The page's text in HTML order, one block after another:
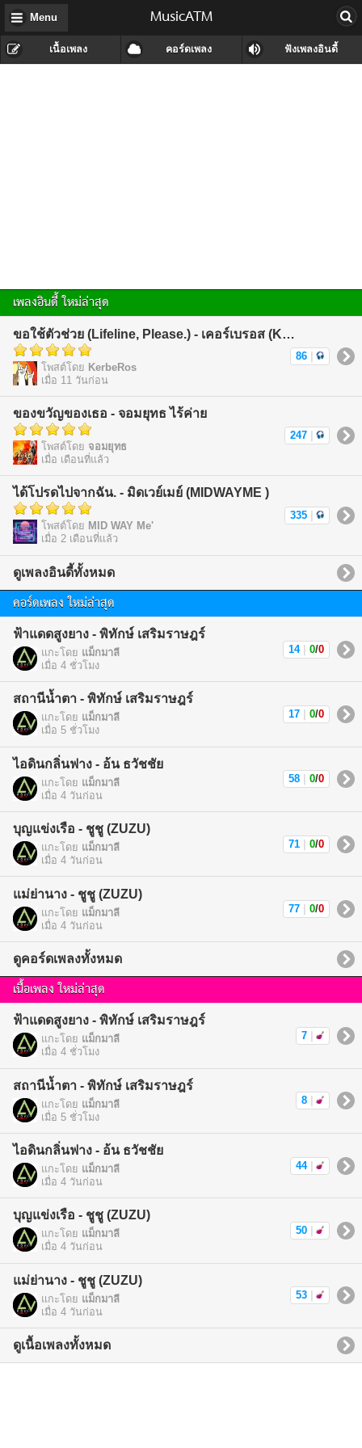
Menu MusicATM
เนื้อเพลง คอร์ดเพลง ฟังเพลงอินดี้
เพลงอินดี้ ใหม่ล่าสุด
ขอใช้ตัวช่วย (Lifeline, Please.) - เคอร์เบรอส (KerBeRos)
โพสต์โดย KerbeRos
เมื่อ 11 วันก่อน
86
ของขวัญของเธอ - จอมยุทธ ไร้ค่าย
โพสต์โดย จอมยุทธ
เมื่อ เดือนที่แล้ว
247
ได้โปรดไปจากฉัน. - มิดเวย์เมย์ (MIDWAYME )
โพสต์โดย MID WAY Me'
เมื่อ 2 เดือนที่แล้ว
335
ดูเพลงอินดี้ทั้งหมด
คอร์ดเพลง ใหม่ล่าสุด
ฟ้าแดดสูงยาง - พิทักษ์ เสริมราษฎร์
แกะโดย แม็กมาลี
เมื่อ 4 ชั่วโมง
14 0/0
สถานีน้ำตา - พิทักษ์ เสริมราษฎร์
แกะโดย แม็กมาลี
เมื่อ 5 ชั่วโมง
17 0/0
ไอดินกลิ่นฟาง - อ้น ธวัชชัย
แกะโดย แม็กมาลี
เมื่อ 4 วันก่อน
58 0/0
บุญแข่งเรือ - ชูชู (ZUZU)
แกะโดย แม็กมาลี
เมื่อ 4 วันก่อน
71 0/0
แม่ย่านาง - ชูชู (ZUZU)
แกะโดย แม็กมาลี
เมื่อ 4 วันก่อน
77 0/0
ดูคอร์ดเพลงทั้งหมด
เนื้อเพลง ใหม่ล่าสุด
ฟ้าแดดสูงยาง - พิทักษ์ เสริมราษฎร์
แกะโดย แม็กมาลี
เมื่อ 4 ชั่วโมง
7
สถานีน้ำตา - พิทักษ์ เสริมราษฎร์
แกะโดย แม็กมาลี
เมื่อ 5 ชั่วโมง
8
ไอดินกลิ่นฟาง - อ้น ธวัชชัย
แกะโดย แม็กมาลี
เมื่อ 4 วันก่อน
44
บุญแข่งเรือ - ชูชู (ZUZU)
แกะโดย แม็กมาลี
เมื่อ 4 วันก่อน
50
แม่ย่านาง - ชูชู (ZUZU)
แกะโดย แม็กมาลี
เมื่อ 4 วันก่อน
53
ดูเนื้อเพลงทั้งหมด